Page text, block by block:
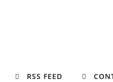
RSS FEED